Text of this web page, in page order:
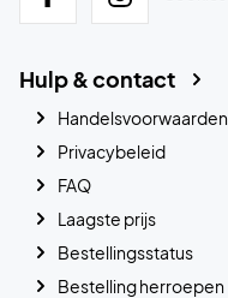
Hulp & contact
Handelsvoorwaarden
Privacybeleid
FAQ
Laagste prijs
Bestellingsstatus
Bestelling herroepen